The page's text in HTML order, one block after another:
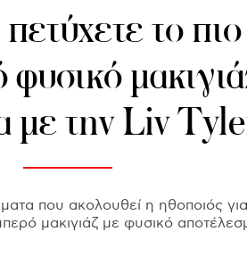
το πιο
με την Liv
που ακολουθεί η ηθοποιός
μακιγιάζ με φυσικό